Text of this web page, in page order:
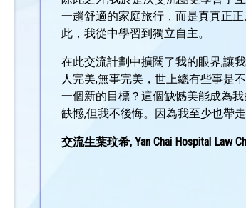
一趟舒適的家庭旅行，而是真真正
此，我從中學習到獨立自主。
在此交流計劃中擴闊了我的眼界,讓
人完美,無事完美，世上總有些事是
一個新的目標？這個缺憾美能成為
缺憾,但我不後悔。因為我至少也帶
交流生葉玟希, Yan Chai Hospital Law